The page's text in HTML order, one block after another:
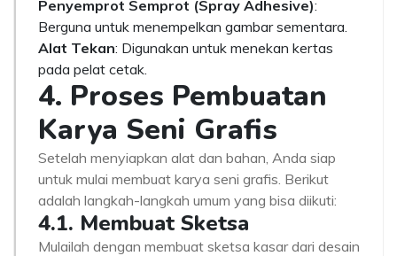
Penyemprot Semprot (Spray Adhesive):
Berguna untuk menempelkan gambar sementara.
Alat Tekan: Digunakan untuk menekan kertas
pada pelat cetak.
4. Proses Pembuatan
Karya Seni Grafis
Setelah menyiapkan alat dan bahan, Anda siap
untuk mulai membuat karya seni grafis. Berikut
adalah langkah-langkah umum yang bisa diikuti:
4.1. Membuat Sketsa
Mulailah dengan membuat sketsa kasar dari desain